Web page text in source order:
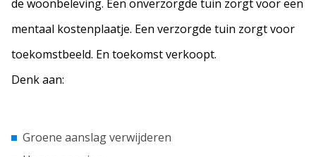
de woonbeleving. Een onverzorgde tuin zorgt voor een
mentaal kostenplaatje. Een verzorgde tuin zorgt voor
toekomstbeeld. En toekomst verkoopt.
Denk aan:
Groene aanslag verwijderen